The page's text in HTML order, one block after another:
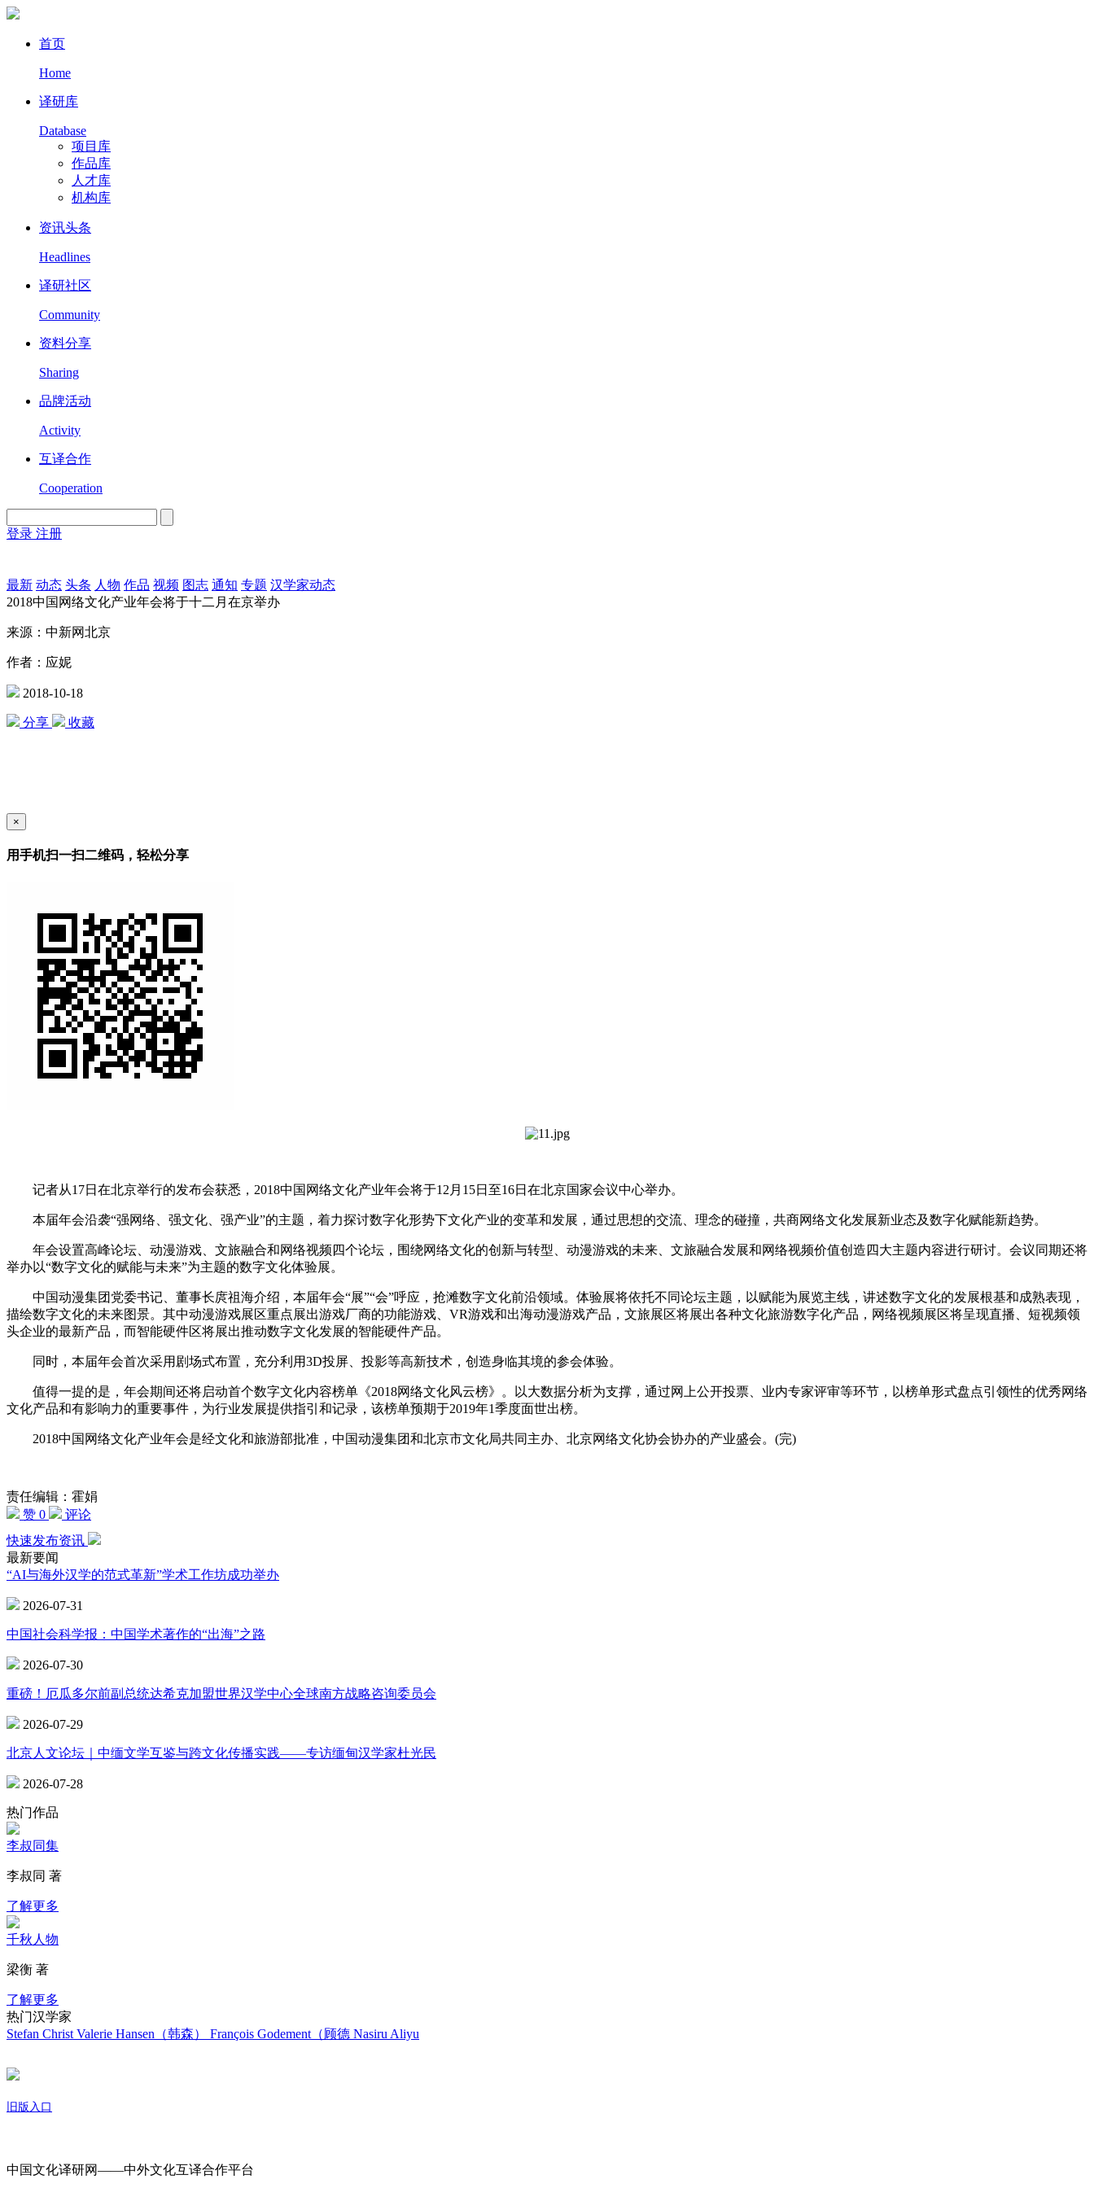
首页
Home
译研库
Database
项目库
作品库
人才库
机构库
资讯头条
Headlines
译研社区
Community
资料分享
Sharing
品牌活动
Activity
互译合作
Cooperation
登录 注册
最新 动态 头条 人物 作品 视频 图志 通知 专题 汉学家动态
2018中国网络文化产业年会将于十二月在京举办
来源：中新网北京
作者：应妮
2018-10-18
分享 收藏
×
用手机扫一扫二维码，轻松分享
记者从17日在北京举行的发布会获悉，2018中国网络文化产业年会将于12月15日至16日在北京国家会议中心举办。
本届年会沿袭“强网络、强文化、强产业”的主题，着力探讨数字化形势下文化产业的变革和发展，通过思想的交流、理念的碰撞，共商网络文化发展新业态及数字化赋能新趋势。
年会设置高峰论坛、动漫游戏、文旅融合和网络视频四个论坛，围绕网络文化的创新与转型、动漫游戏的未来、文旅融合发展和网络视频价值创造四大主题内容进行研讨。会议同期还将
举办以“数字文化的赋能与未来”为主题的数字文化体验展。
中国动漫集团党委书记、董事长庹祖海介绍，本届年会“展”“会”呼应，抢滩数字文化前沿领域。体验展将依托不同论坛主题，以赋能为展览主线，讲述数字文化的发展根基和成熟表现，
描绘数字文化的未来图景。其中动漫游戏展区重点展出游戏厂商的功能游戏、VR游戏和出海动漫游戏产品，文旅展区将展出各种文化旅游数字化产品，网络视频展区将呈现直播、短视频领
头企业的最新产品，而智能硬件区将展出推动数字文化发展的智能硬件产品。
同时，本届年会首次采用剧场式布置，充分利用3D投屏、投影等高新技术，创造身临其境的参会体验。
值得一提的是，年会期间还将启动首个数字文化内容榜单《2018网络文化风云榜》。以大数据分析为支撑，通过网上公开投票、业内专家评审等环节，以榜单形式盘点引领性的优秀网络
文化产品和有影响力的重要事件，为行业发展提供指引和记录，该榜单预期于2019年1季度面世出榜。
2018中国网络文化产业年会是经文化和旅游部批准，中国动漫集团和北京市文化局共同主办、北京网络文化协会协办的产业盛会。(完)
责任编辑：霍娟
赞 0
评论
快速发布资讯
最新要闻
“AI与海外汉学的范式革新”学术工作坊成功举办
2026-07-31
中国社会科学报：中国学术著作的“出海”之路
2026-07-30
重磅！厄瓜多尔前副总统达希克加盟世界汉学中心全球南方战略咨询委员会
2026-07-29
北京人文论坛｜中缅文学互鉴与跨文化传播实践——专访缅甸汉学家杜光民
2026-07-28
热门作品
李叔同集
李叔同 著
了解更多
千秋人物
梁衡 著
了解更多
热门汉学家
Stefan Christ Valerie Hansen（韩森） François Godement（顾德 Nasiru Aliyu
旧版入口
中国文化译研网——中外文化互译合作平台